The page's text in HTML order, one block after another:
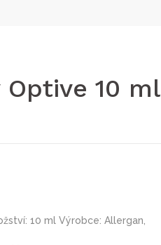
Optive 10 ml
10 ml Výrobce: Allergan,